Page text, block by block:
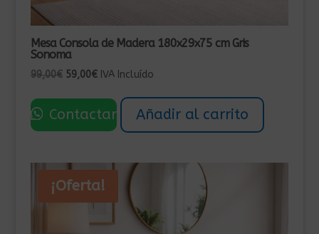
Mesa Consola de Madera 180x29x75 cm Gris
Sonoma
99,00€ El
original
era:
59,00€El
actual
es:
IVA Incluído
Contactar Añadir al carrito
¡Oferta!